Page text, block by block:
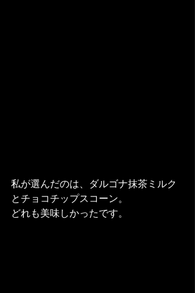
私が選んだのは、ダルゴナ抹茶ミルク
とチョコチップスコーン。
どれも美味しかったです。